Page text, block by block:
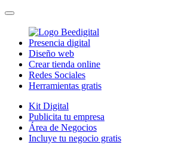
Presencia digital
Diseño web
Crear tienda online
Redes Sociales
Herramientas gratis
Kit Digital
Publicita tu empresa
Área de Negocios
Incluye tu negocio gratis